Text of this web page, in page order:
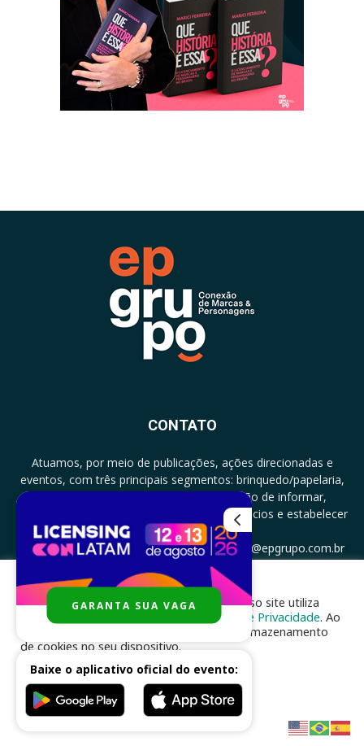
CONTATO
Atuamos, por meio de publicações, ações direcionadas e
eventos, com três principais segmentos: brinquedo/papelaria,
licenciamento e zero a três com a missão de informar,
documentar, proporcionar encontro de negócios e estabelecer
parcerias.
CONTATO: +5511994513097 - atendimento@epgrupo.com.br
SIGA-NOS
Desenvolvido pornhsinfo.com.br
Para melhor experiência e navegação, nosso site utiliza
cookies, de acordo com a nossa
Política de Privacidade. Ao
clicar em “aceito”, você concorda com o armazenamento
de cookies no seu dispositivo.
ACEITAR
GARANTA SUA VAGA
Baixe o aplicativo oficial do evento: